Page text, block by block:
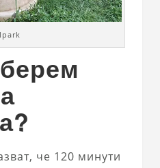
че 120 минути